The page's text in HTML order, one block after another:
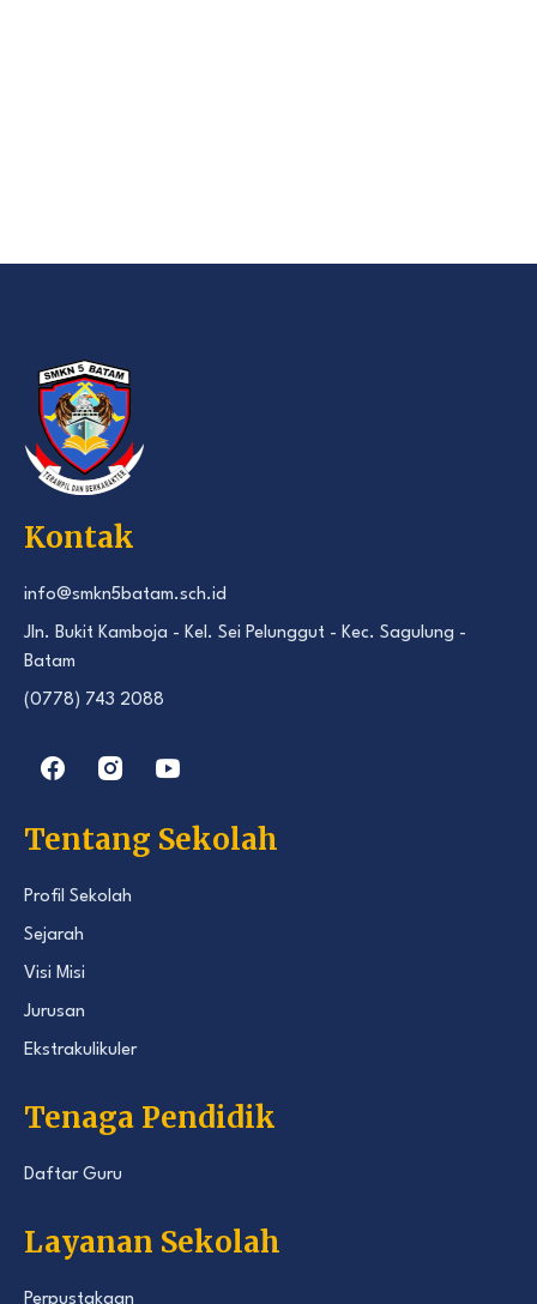
Kontak
info@smkn5batam.sch.id
Jln. Bukit Kamboja - Kel. Sei Pelunggut - Kec. Sagulung -
Batam
(0778) 743 2088
Tentang Sekolah
Profil Sekolah
Sejarah
Visi Misi
Jurusan
Ekstrakulikuler
Tenaga Pendidik
Daftar Guru
Layanan Sekolah
Perpustakaan